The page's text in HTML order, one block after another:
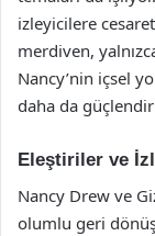
izleyicilere
merdiven,
Nancy’nin içsel
daha da
Eleştiriler ve
Nancy Drew ve
olumlu geri